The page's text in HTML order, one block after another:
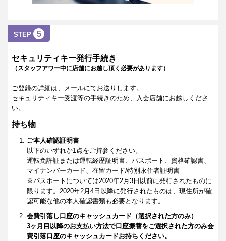
STEP 5
セキュリティキー発行手続き
（スタッフアワー中に店舗にお越し頂く必要があります）
ご登録の詳細は、メールにてお送りします。
セキュリティキー受渡等の手続きのため、入会店舗にお越しくださ
い。
持ち物
ご本人確認証明書
以下のいずれか1点をご持参ください。
運転免許証または運転経歴証明書、パスポート、資格確認書、
マイナンバーカード、在留カード/特別永住者証明書
※パスポートについては2020年2月3日以前に発行されたものに
限ります。2020年2月4日以降に発行されたものは、現住所が確
認可能な他の本人確認書類も必要となります。
会費引落し口座のキャッシュカード（選択された方のみ）
3ヶ月目以降のお支払い方法で口座振替をご選択された方のみ会
費引落口座のキャッシュカードお持ちください。